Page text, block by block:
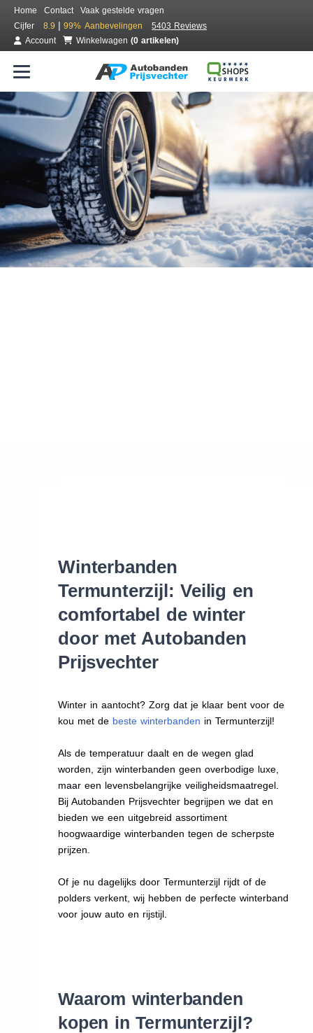
Home Contact
Vaak gestelde vragen
Cijfer
8.9 | 99% Aanbevelingen
5403 Reviews
Account
Winkelwagen (0 artikelen)
Bestel voordelig winterbanden
Gratis bezorgd of montage bij jou in de buurt
Seizoen:
Merken:
Winterbanden
Termunterzijl: Veilig en
comfortabel de winter
door met Autobanden
Prijsvechter
Winter in aantocht? Zorg dat je klaar bent voor de
kou met de beste winterbanden in Termunterzijl!
Als de temperatuur daalt en de wegen glad
worden, zijn winterbanden geen overbodige luxe,
maar een levensbelangrijke veiligheidsmaatregel.
Bij Autobanden Prijsvechter begrijpen we dat en
bieden we een uitgebreid assortiment
hoogwaardige winterbanden tegen de scherpste
prijzen.
Of je nu dagelijks door Termunterzijl rijdt of de
polders verkent, wij hebben de perfecte winterband
voor jouw auto en rijstijl.
Waarom winterbanden
kopen in Termunterzijl?